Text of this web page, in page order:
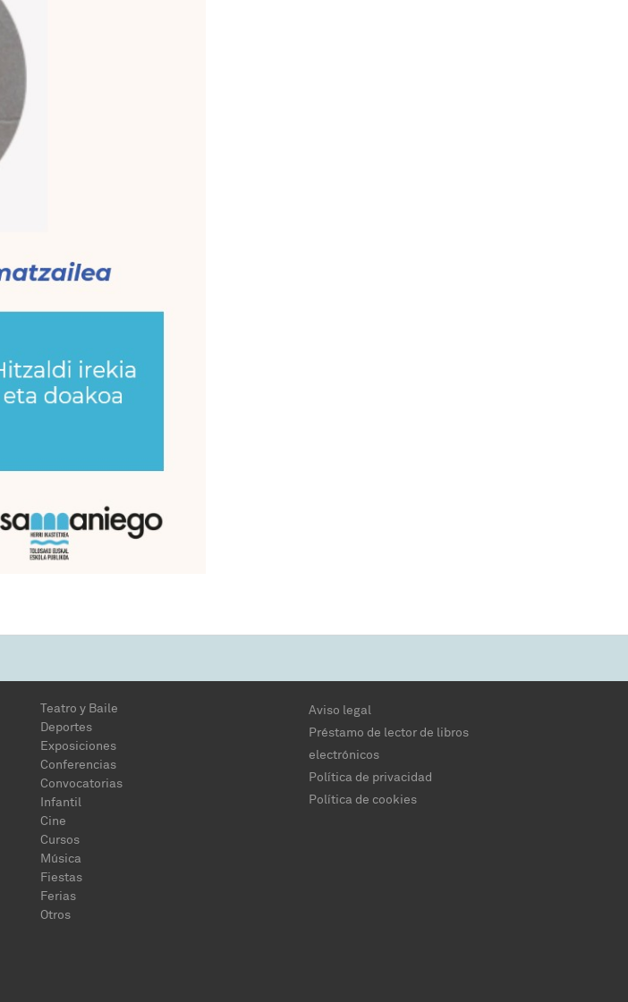
Teatro y Baile
Deportes
Exposiciones
Conferencias
Convocatorias
Infantil
Cine
Cursos
Música
Fiestas
Ferias
Otros
Aviso legal
Préstamo de lector de libros
electrónicos
Política de privacidad
Política de cookies